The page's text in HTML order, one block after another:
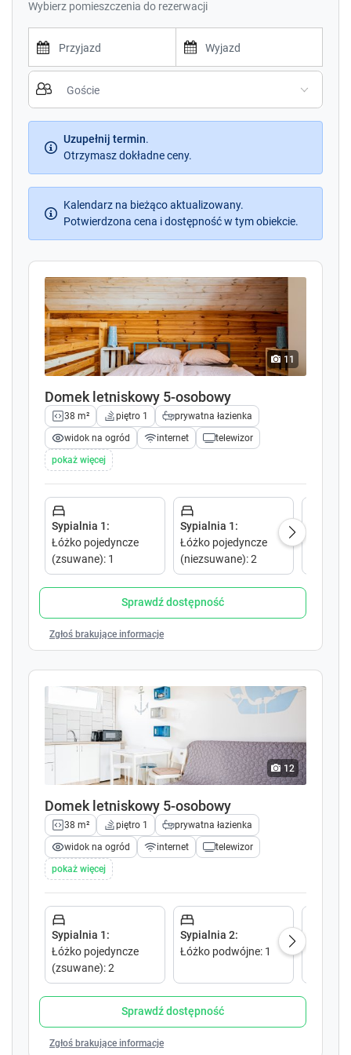
Wybierz pomieszczenia do rezerwacji
P
r
e
s
s
t
h
e
d
o
w
r
o
w
k
e
t
o
n
t
e
r
a
w
h
t
h
e
n
d
r
a
n
d
s
e
l
e
c
t
a
a
e
.
P
e
s
h
e
d
o
w
r
r
o
w
k
e
t
o
n
e
r
t
h
h
n
a
r
a
n
l
c
t
a
t
e
Uzupełnij termin.
Otrzymasz dokładne ceny.
Kalendarz na bieżąco aktualizowany.
Potwierdzona cena i dostępność w tym obiekcie.
11
Domek letniskowy 5-osobowy
38 m² piętro 1
prywatna łazienka
widok na ogród
internet
telewizor
pokaż więcej
Sypialnia 1:
Łóżko pojedyncze
(zsuwane): 1
Sypialnia 1:
Łóżko pojedyncze
(niezsuwane):2
Sprawdź dostępność
Zgłoś brakujące informacje
12
Domek letniskowy 5-osobowy
38 m² piętro 1
prywatna łazienka
widok na ogród
internet
telewizor
pokaż więcej
Sypialnia 1:
Łóżko pojedyncze
(zsuwane):2
Sypialnia 2:
Łóżko podwójne: 1
Sprawdź dostępność
Zgłoś brakujące informacje